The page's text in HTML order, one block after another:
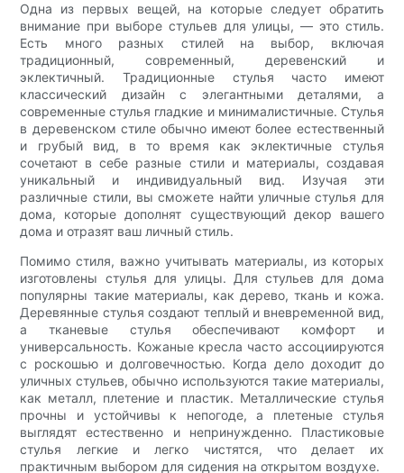
Одна из первых вещей, на которые следует обратить
внимание при выборе стульев для улицы, — это стиль.
Есть много разных стилей на выбор, включая
традиционный, современный, деревенский и
эклектичный. Традиционные стулья часто имеют
классический дизайн с элегантными деталями, а
современные стулья гладкие и минималистичные. Стулья
в деревенском стиле обычно имеют более естественный
и грубый вид, в то время как эклектичные стулья
сочетают в себе разные стили и материалы, создавая
уникальный и индивидуальный вид. Изучая эти
различные стили, вы сможете найти уличные стулья для
дома, которые дополнят существующий декор вашего
дома и отразят ваш личный стиль.
Помимо стиля, важно учитывать материалы, из которых
изготовлены стулья для улицы. Для стульев для дома
популярны такие материалы, как дерево, ткань и кожа.
Деревянные стулья создают теплый и вневременной вид,
а тканевые стулья обеспечивают комфорт и
универсальность. Кожаные кресла часто ассоциируются
с роскошью и долговечностью. Когда дело доходит до
уличных стульев, обычно используются такие материалы,
как металл, плетение и пластик. Металлические стулья
прочны и устойчивы к непогоде, а плетеные стулья
выглядят естественно и непринужденно. Пластиковые
стулья легкие и легко чистятся, что делает их
практичным выбором для сидения на открытом воздухе.